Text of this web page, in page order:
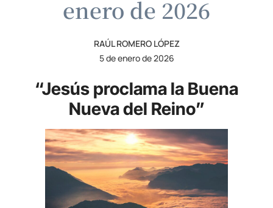
enero de 2026
RAÚL ROMERO LÓPEZ
5 de enero de 2026
“Jesús proclama la Buena
Nueva del Reino”